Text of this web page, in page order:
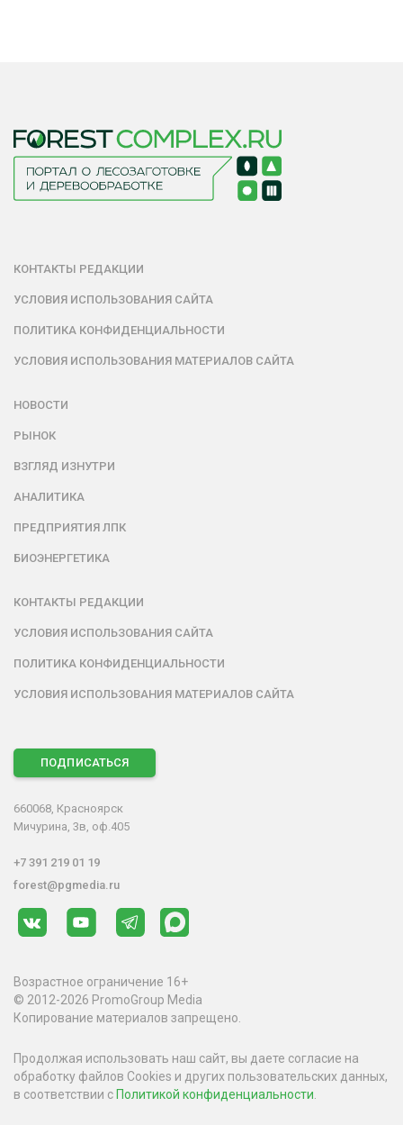
КОНТАКТЫ РЕДАКЦИИ
УСЛОВИЯ ИСПОЛЬЗОВАНИЯ САЙТА
ПОЛИТИКА КОНФИДЕНЦИАЛЬНОСТИ
УСЛОВИЯ ИСПОЛЬЗОВАНИЯ МАТЕРИАЛОВ САЙТА
НОВОСТИ
РЫНОК
ВЗГЛЯД ИЗНУТРИ
АНАЛИТИКА
ПРЕДПРИЯТИЯ ЛПК
БИОЭНЕРГЕТИКА
КОНТАКТЫ РЕДАКЦИИ
УСЛОВИЯ ИСПОЛЬЗОВАНИЯ САЙТА
ПОЛИТИКА КОНФИДЕНЦИАЛЬНОСТИ
УСЛОВИЯ ИСПОЛЬЗОВАНИЯ МАТЕРИАЛОВ САЙТА
ПОДПИСАТЬСЯ
660068, Красноярск
Мичурина, 3в, оф.405
+7 391 219 01 19
forest@pgmedia.ru
Возрастное ограничение 16+
© 2012-2026 PromoGroup Media
Копирование материалов запрещено.
Продолжая использовать наш сайт, вы даете согласие на
обработку файлов Cookies и других пользовательских данных,
в соответствии сПолитикой конфиденциальности